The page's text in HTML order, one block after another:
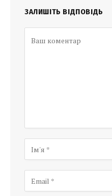
ЗАЛИШІТЬ ВІДПОВІДЬ